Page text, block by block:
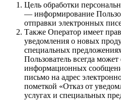
Цель обработки
— информирование
отправки электронных
Также Оператор имеет
уведомления о новых
специальных
Пользователь всегда может
информационных
письмо на адрес
пометкой «Отказ от
услугах и специальных